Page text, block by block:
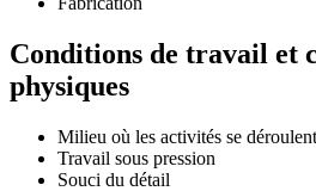
Conditions de travail et
physiques
Milieu où les activités se
Travail sous pression
Souci du détail